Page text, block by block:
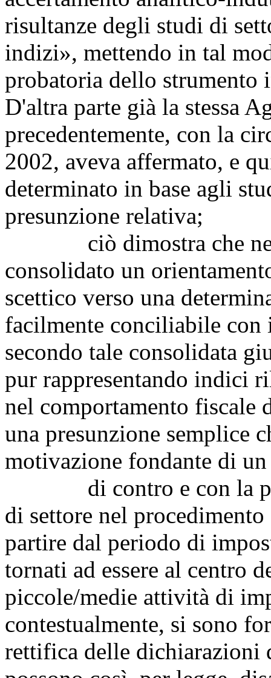
risultanze degli studi di
indizi», mettendo in tal
probatoria dello strumento
D'altra parte già la stessa
precedentemente, con la
2002, aveva affermato, e
determinato in base agli
presunzione relativa;
ciò dimostra che nel
consolidato un
scettico verso una
facilmente conciliabile
secondo tale consolidata
pur rappresentando indici
nel comportamento fiscale
una presunzione semplice
motivazione fondante di
di contro e con la
di settore nel
partire dal periodo di
tornati ad essere al centro
piccole/medie attività di
contestualmente, si sono
rettifica delle dichiarazioni